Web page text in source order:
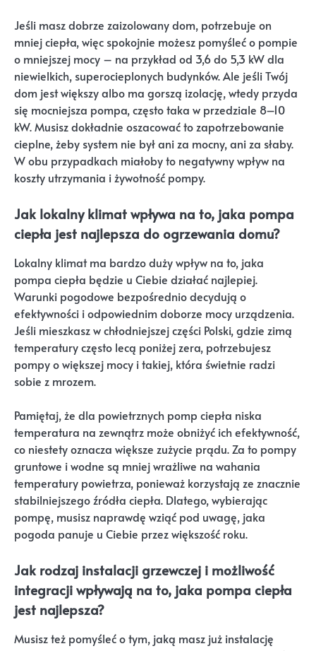
Jeśli masz dobrze zaizolowany dom, potrzebuje on
mniej ciepła, więc spokojnie możesz pomyśleć o pompie
o mniejszej mocy – na przykład od 3,6 do 5,3 kW dla
niewielkich, superocieplonych budynków. Ale jeśli Twój
dom jest większy albo ma gorszą izolację, wtedy przyda
się mocniejsza pompa, często taka w przedziale 8–10
kW. Musisz dokładnie oszacować to zapotrzebowanie
cieplne, żeby system nie był ani za mocny, ani za słaby.
W obu przypadkach miałoby to negatywny wpływ na
koszty utrzymania i żywotność pompy.
Jak lokalny klimat wpływa na to, jaka pompa
ciepła jest najlepsza do ogrzewania domu?
Lokalny klimat ma bardzo duży wpływ na to, jaka
pompa ciepła będzie u Ciebie działać najlepiej.
Warunki pogodowe bezpośrednio decydują o
efektywności i odpowiednim doborze mocy urządzenia.
Jeśli mieszkasz w chłodniejszej części Polski, gdzie zimą
temperatury często lecą poniżej zera, potrzebujesz
pompy o większej mocy i takiej, która świetnie radzi
sobie z mrozem.
Pamiętaj, że dla powietrznych pomp ciepła niska
temperatura na zewnątrz może obniżyć ich efektywność,
co niestety oznacza większe zużycie prądu. Za to pompy
gruntowe i wodne są mniej wrażliwe na wahania
temperatury powietrza, ponieważ korzystają ze znacznie
stabilniejszego źródła ciepła. Dlatego, wybierając
pompę, musisz naprawdę wziąć pod uwagę, jaka
pogoda panuje u Ciebie przez większość roku.
Jak rodzaj instalacji grzewczej i możliwość
integracji wpływają na to, jaka pompa ciepła
jest najlepsza?
Musisz też pomyśleć o tym, jaką masz już instalację